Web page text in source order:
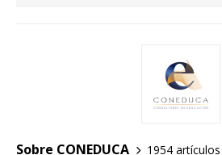
Sobre CONEDUCA
1954 artículos